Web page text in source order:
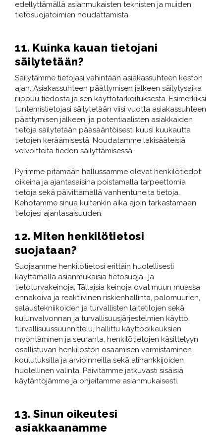
edellyttämällä asianmukaisten teknisten ja muiden
tietosuojatoimien noudattamista
11. Kuinka kauan tietojani
säilytetään?
Säilytämme tietojasi vähintään asiakassuhteen keston
ajan. Asiakassuhteen päättymisen jälkeen säilytysaika
riippuu tiedosta ja sen käyttötarkoituksesta. Esimerkiksi
tuntemistietojasi säilytetään viisi vuotta asiakassuhteen
päättymisen jälkeen, ja potentiaalisten asiakkaiden
tietoja säilytetään pääsääntöisesti kuusi kuukautta
tietojen keräämisestä. Noudatamme lakisääteisiä
velvoitteita tiedon säilyttämisessä.
​​​​​​​Pyrimme pitämään hallussamme olevat henkilötiedot
oikeina ja ajantasaisina poistamalla tarpeettomia
tietoja sekä päivittämällä vanhentuneita tietoja.
Kehotamme sinua kuitenkin aika ajoin tarkastamaan
tietojesi ajantasaisuuden.
12. Miten henkilötietosi
suojataan?
Suojaamme henkilötietosi erittäin huolellisesti
käyttämällä asianmukaisia tietosuoja- ja
tietoturvakeinoja. Tällaisia keinoja ovat muun muassa
ennakoiva ja reaktiivinen riskienhallinta, palomuurien,
salaustekniikoiden ja turvallisten laitetilojen sekä
kulunvalvonnan ja turvallisuusjärjestelmien käyttö,
turvallisuussuunnittelu, hallittu käyttöoikeuksien
myöntäminen ja seuranta, henkilötietojen käsittelyyn
osallistuvan henkilöstön osaamisen varmistaminen
koulutuksilla ja arvioinneilla sekä alihankkijoiden
huolellinen valinta. Päivitämme jatkuvasti sisäisiä
käytäntöjämme ja ohjeitamme asianmukaisesti.​​​​​​​
13. Sinun oikeutesi
asiakkaanamme